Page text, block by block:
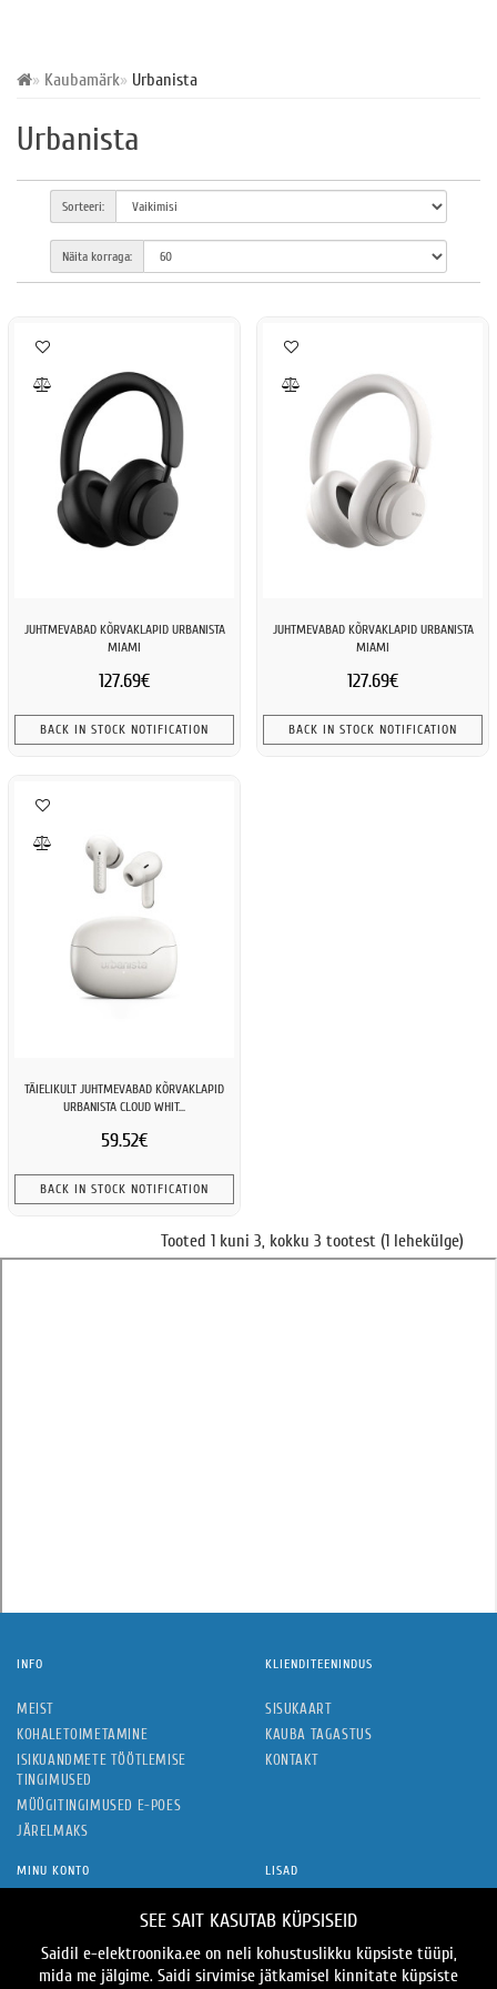
Kaubamärk Urbanista
Urbanista
Sorteeri:
Näita korraga:
JUHTMEVABAD KÕRVAKLAPID URBANISTA
MIAMI
127.69€
BACK IN STOCK NOTIFICATION
JUHTMEVABAD KÕRVAKLAPID URBANISTA
MIAMI
127.69€
BACK IN STOCK NOTIFICATION
TÄIELIKULT JUHTMEVABAD KÕRVAKLAPID
URBANISTA CLOUD WHIT...
59.52€
BACK IN STOCK NOTIFICATION
Tooted 1 kuni 3, kokku 3 tootest (1 lehekülge)
INFO
MEIST
KOHALETOIMETAMINE
ISIKUANDMETE TÖÖTLEMISE
TINGIMUSED
MÜÜGITINGIMUSED E-POES
JÄRELMAKS
KLIENDITEENINDUS
SISUKAART
KAUBA TAGASTUS
KONTAKT
MINU KONTO
SOOVIDE NIMEKIRI
LISAD
KAUBAMÄRGID
SOODUSPAKKUMISED
SEE SAIT KASUTAB KÜPSISEID
Saidil e-elektroonika.ee on neli kohustuslikku küpsiste tüüpi,
mida me jälgime. Saidi sirvimise jätkamisel kinnitate küpsiste